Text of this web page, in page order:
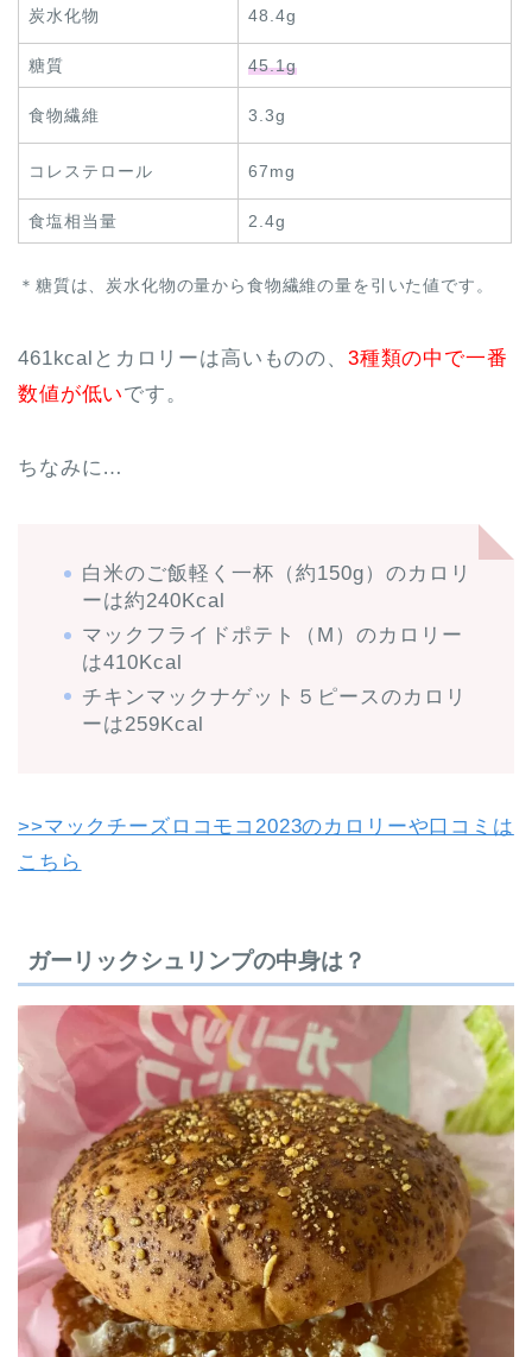
炭水化物 48.4g
糖質 45.1g
食物繊維 3.3g
コレステロール 67mg
食塩相当量 2.4g
＊糖質は、炭水化物の量から食物繊維の量を引いた値です。
461kcalとカロリーは高いものの、 3種類の中で一番
数値が低いです。
ちなみに…
白米のご飯軽く一杯（約150g）のカロリ
ーは約240Kcal
マックフライドポテト（M）のカロリー
は410Kcal
チキンマックナゲット５ピースのカロリ
ーは259Kcal
>>マックチーズロコモコ2023のカロリーや口コミは
こちら
ガーリックシュリンプの中身は？